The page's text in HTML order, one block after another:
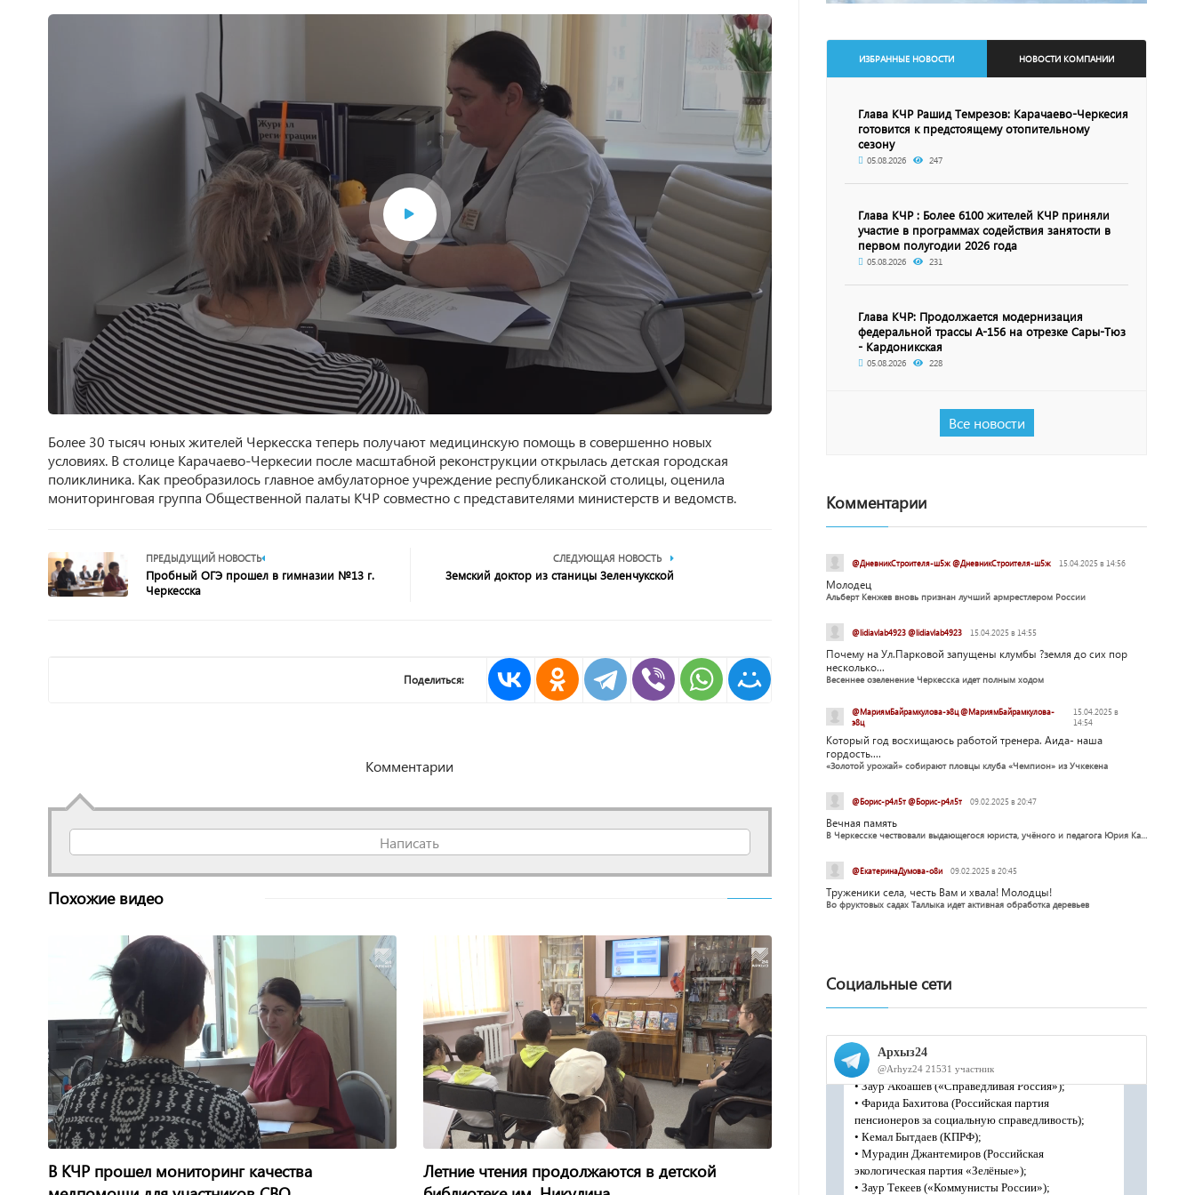
Более 30 тысяч юных жителей Черкесска теперь получают медицинскую помощь в совершенно новых
условиях. В столице Карачаево-Черкесии после масштабной реконструкции открылась детская городская
поликлиника. Как преобразилось главное амбулаторное учреждение республиканской столицы, оценила
мониторинговая группа Общественной палаты КЧР совместно с представителями министерств и ведомств.
ПРЕДЫДУЩИЙ НОВОСТЬ
Пробный ОГЭ прошел в гимназии №13 г.
Черкесска
СЛЕДУЮЩАЯ НОВОСТЬ
Земский доктор из станицы Зеленчукской
Поделиться:
Комментарии
Написать
Похожие видео
В КЧР прошел мониторинг качества
Летние чтения продолжаются в детской
ИЗБРАННЫЕ НОВОСТИ НОВОСТИ КОМПАНИИ
Глава КЧР Рашид Темрезов: Карачаево-Черкесия
готовится к предстоящему отопительному
сезону
05.08.2026 247
Глава КЧР : Более 6100 жителей КЧР приняли
участие в программах содействия занятости в
первом полугодии 2026 года
05.08.2026 231
Глава КЧР: Продолжается модернизация
федеральной трассы А-156 на отрезке Сары-Тюз
- Кардоникская
05.08.2026 228
Все новости
Комментарии
@ДневникСтроителя-ш5ж @ДневникСтроителя-ш5ж 15.04.2025 в 14:56
Молодец
Альберт Кенжев вновь признан лучший армрестлером России
@lidiavlab4923 @lidiavlab4923 15.04.2025 в 14:55
Почему на Ул.Парковой запущены клумбы ?земля до сих пор
несколько...
Весеннее озеленение Черкесска идет полным ходом
@МариямБайрамкулова-э8ц @МариямБайрамкулова-
э8ц
15.04.2025 в
14:54
Который год восхищаюсь работой тренера. Аида- наша
гордость....
«Золотой урожай» собирают пловцы клуба «Чемпион» из Учкекена
@Борис-р4л5т @Борис-р4л5т 09.02.2025 в 20:47
Вечная память
В Черкесске чествовали выдающегося юриста, учёного и педагога Юрия Калмыкова
@ЕкатеринаДумова-о8и 09.02.2025 в 20:45
Труженики села, честь Вам и хвала! Молодцы!
Во фруктовых садах Таллыка идет активная обработка деревьев
Социальные сети